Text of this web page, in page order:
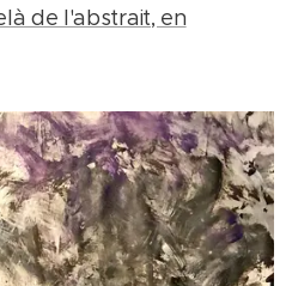
de l'abstrait, en